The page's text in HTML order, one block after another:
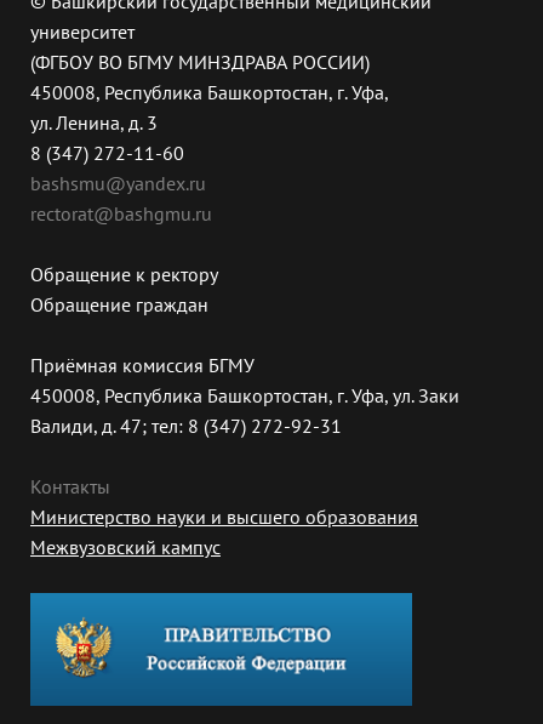
университет
(ФГБОУ ВО БГМУ МИНЗДРАВА РОССИИ)
450008, Республика Башкортостан, г. Уфа,
ул. Ленина, д. 3
8 (347) 272-11-60
bashsmu@yandex.ru
rectorat@bashgmu.ru
Обращение к ректору
Обращение граждан
Приёмная комиссия БГМУ
450008, Республика Башкортостан, г. Уфа, ул. Заки
Валиди, д. 47; тел: 8 (347) 272-92-31
Контакты
Министерство науки и высшего образования
Межвузовский кампус